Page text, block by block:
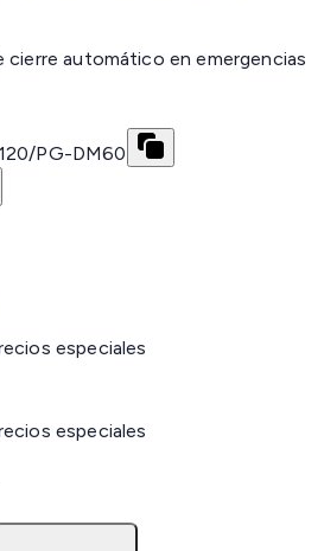
cierre automático en emergencias
PG-DM60
especiales
especiales